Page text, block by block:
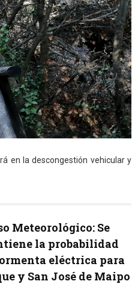
en la descongestión vehicular y
Meteorológico: Se
la probabilidad
eléctrica para
y San José de Maipo